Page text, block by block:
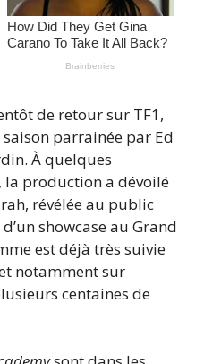
de retour sur TF1,
parrainée par Ed
À quelques
la production a dévoilé
révélée au public
showcase au Grand
est déjà très suivie
notamment sur
centaines de